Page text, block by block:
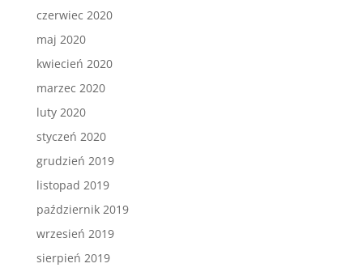
czerwiec 2020
maj 2020
kwiecień 2020
marzec 2020
luty 2020
styczeń 2020
grudzień 2019
listopad 2019
październik 2019
wrzesień 2019
sierpień 2019